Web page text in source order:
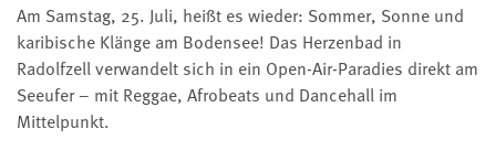
Am Samstag, 25. Juli, heißt es wieder: Sommer, Sonne und
karibische Klänge am Bodensee! Das Herzenbad in
Radolfzell verwandelt sich in ein Open-Air-Paradies direkt am
Seeufer – mit Reggae, Afrobeats und Dancehall im
Mittelpunkt.